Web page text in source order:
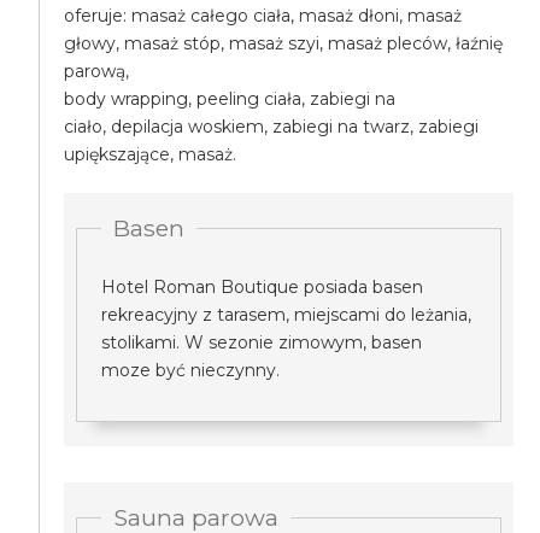
oferuje: masaż całego ciała, masaż dłoni, masaż
głowy, masaż stóp, masaż szyi, masaż pleców, łaźnię
parową,
body wrapping, peeling ciała, zabiegi na
ciało, depilacja woskiem, zabiegi na twarz, zabiegi
upiększające, masaż.
Basen
Hotel Roman Boutique posiada basen
rekreacyjny z tarasem, miejscami do leżania,
stolikami. W sezonie zimowym, basen
moze być nieczynny.
Sauna parowa